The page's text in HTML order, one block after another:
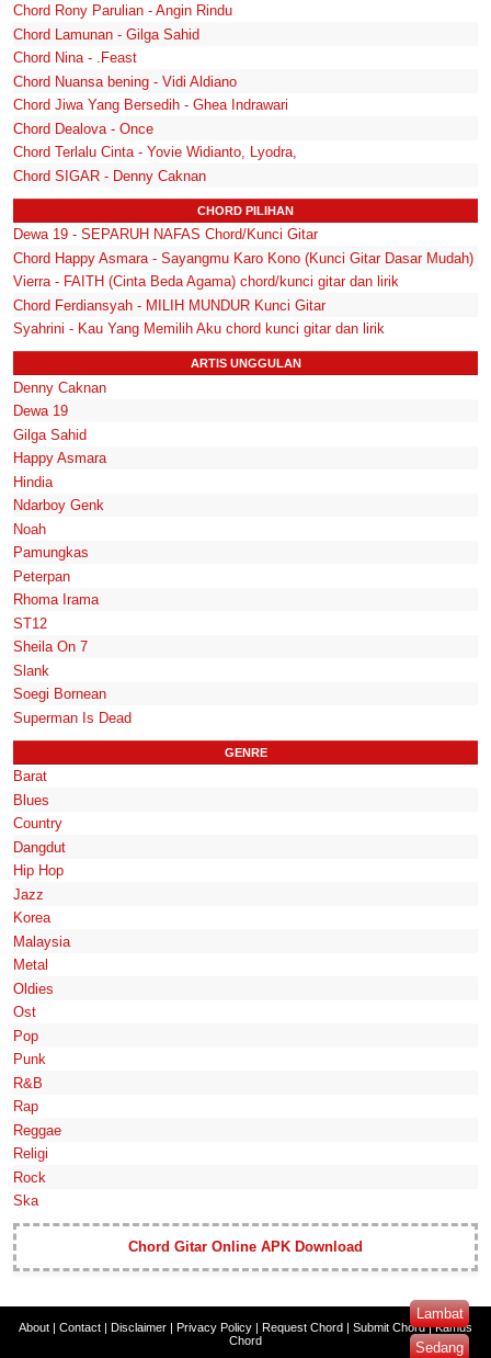
Lambat
Sedang
Chord Rony Parulian - Angin Rindu
Chord Lamunan - Gilga Sahid
Chord Nina - .Feast
Chord Nuansa bening - Vidi Aldiano
Chord Jiwa Yang Bersedih - Ghea Indrawari
Chord Dealova - Once
Chord Terlalu Cinta - Yovie Widianto, Lyodra,
Chord SIGAR - Denny Caknan
CHORD PILIHAN
Dewa 19 - SEPARUH NAFAS Chord/Kunci Gitar
Chord Happy Asmara - Sayangmu Karo Kono (Kunci Gitar Dasar Mudah)
Vierra - FAITH (Cinta Beda Agama) chord/kunci gitar dan lirik
Chord Ferdiansyah - MILIH MUNDUR Kunci Gitar
Syahrini - Kau Yang Memilih Aku chord kunci gitar dan lirik
ARTIS UNGGULAN
Denny Caknan
Dewa 19
Gilga Sahid
Happy Asmara
Hindia
Ndarboy Genk
Noah
Pamungkas
Peterpan
Rhoma Irama
ST12
Sheila On 7
Slank
Soegi Bornean
Superman Is Dead
GENRE
Barat
Blues
Country
Dangdut
Hip Hop
Jazz
Korea
Malaysia
Metal
Oldies
Ost
Pop
Punk
R&B
Rap
Reggae
Religi
Rock
Ska
Chord Gitar Online APK Download
About Contact Disclaimer Privacy Policy Request Chord Submit Chord|Kamus
Chord